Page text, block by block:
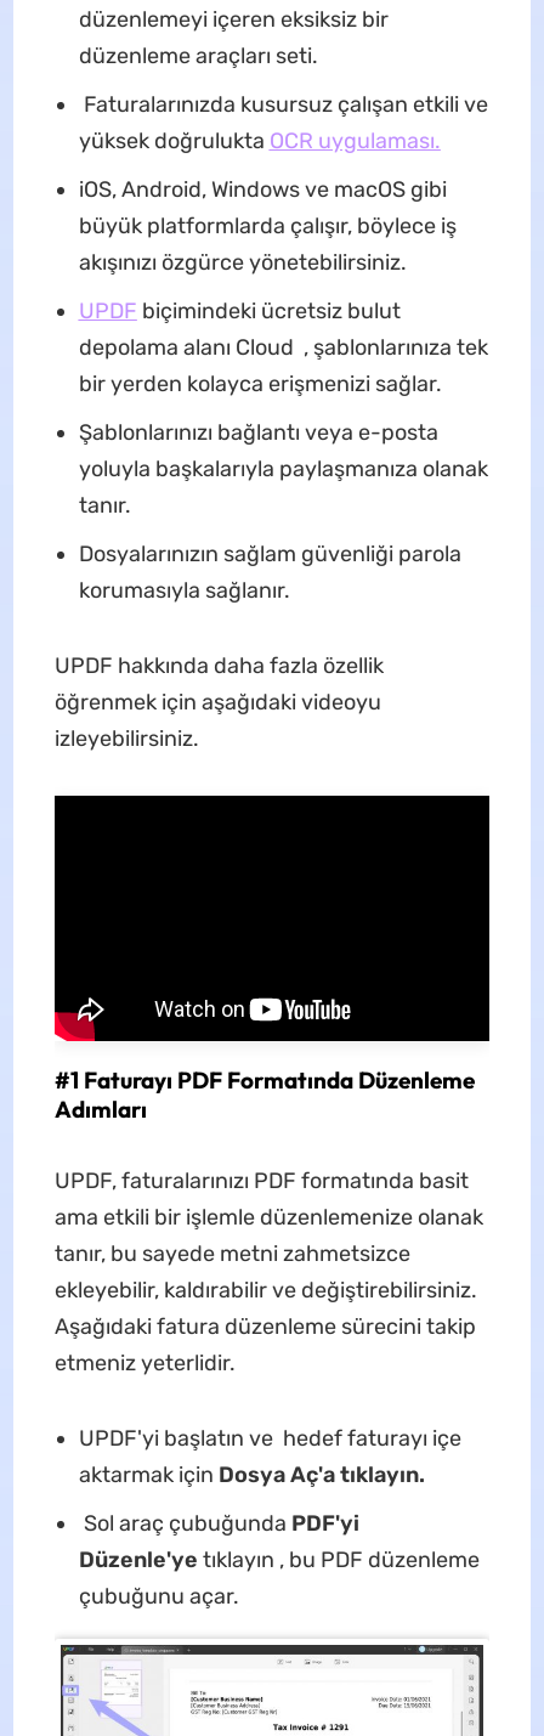
düzenlemeyi içeren eksiksiz bir
düzenleme araçları seti.
Faturalarınızda kusursuz çalışan etkili ve
yüksek doğrulukta OCR uygulaması.
iOS, Android, Windows ve macOS gibi
büyük platformlarda çalışır, böylece iş
akışınızı özgürce yönetebilirsiniz.
UPDF biçimindeki ücretsiz bulut
depolama alanı Cloud , şablonlarınıza tek
bir yerden kolayca erişmenizi sağlar.
Şablonlarınızı bağlantı veya e-posta
yoluyla başkalarıyla paylaşmanıza olanak
tanır.
Dosyalarınızın sağlam güvenliği parola
korumasıyla sağlanır.
UPDF hakkında daha fazla özellik
öğrenmek için aşağıdaki videoyu
izleyebilirsiniz.
#1 Faturayı PDF Formatında Düzenleme
Adımları
UPDF, faturalarınızı PDF formatında basit
ama etkili bir işlemle düzenlemenize olanak
tanır, bu sayede metni zahmetsizce
ekleyebilir, kaldırabilir ve değiştirebilirsiniz.
Aşağıdaki fatura düzenleme sürecini takip
etmeniz yeterlidir.
UPDF'yi başlatın ve hedef faturayı içe
aktarmak için Dosya Aç'a tıklayın.
Sol araç çubuğunda PDF'yi
Düzenle'ye tıklayın , bu PDF düzenleme
çubuğunu açar.